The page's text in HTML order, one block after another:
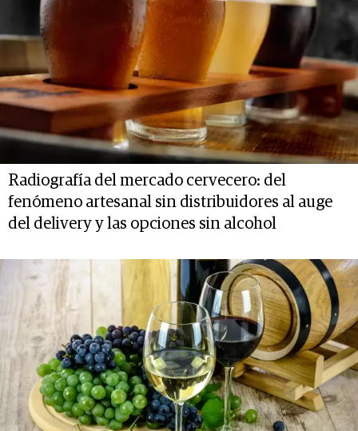
Radiografía del mercado cervecero: del
fenómeno artesanal sin distribuidores al auge
del delivery y las opciones sin alcohol